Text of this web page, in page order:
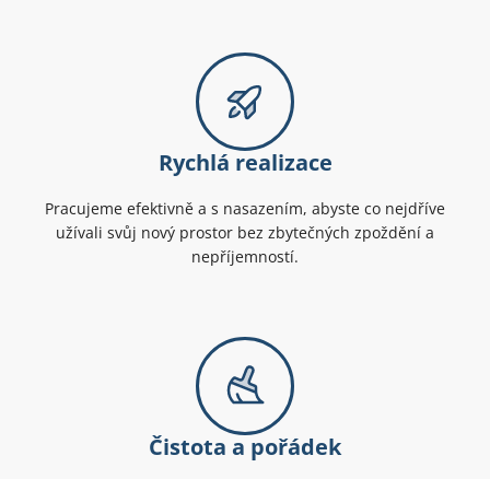
Rychlá realizace
Pracujeme efektivně a s nasazením, abyste co nejdříve
užívali svůj nový prostor bez zbytečných zpoždění a
nepříjemností.
Čistota a pořádek